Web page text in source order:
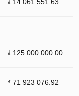
₫ 14 061 551.63
₫ 125 000 000.00
₫ 71 923 076.92